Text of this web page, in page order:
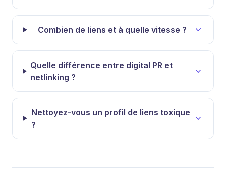
Combien de liens et à quelle vitesse ?
Quelle différence entre digital PR et
netlinking ?
Nettoyez-vous un profil de liens toxique
?